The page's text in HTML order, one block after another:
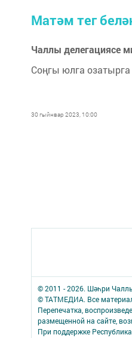
Матәм тег
Чаллы делегациясе
Соңгы юлга озатырга
30 гыйнвар 2023, 10:00
© 2011 - 2026. Шәһри
© ТАТМЕДИА. Все
Перепечатка,
размещенной на сайте,
При поддержке